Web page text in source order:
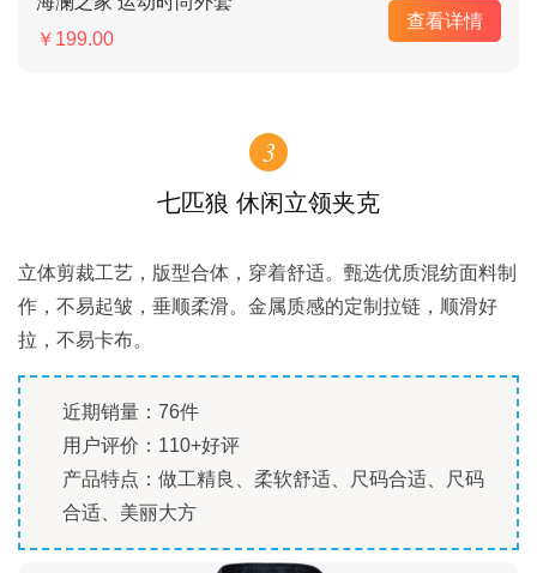
￥199.00
查看详情
3
七匹狼 休闲立领夹克
立体剪裁工艺，版型合体，穿着舒适。甄选优质混纺面料制
作，不易起皱，垂顺柔滑。金属质感的定制拉链，顺滑好
拉，不易卡布。
近期销量：76件
用户评价：110+好评
产品特点：做工精良、柔软舒适、尺码合适、尺码
合适、美丽大方